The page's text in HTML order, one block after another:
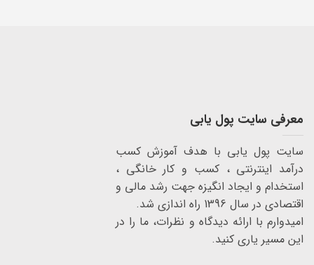
معرفی سایت پول یابی
سایت پول یابی با هدف آموزش کسب
درآمد اینترنتی ، کسب و کار خانگی ،
استخدام و ایجاد انگیزه جهت رشد مالی و
اقتصادی در سال 1396 راه اندازی شد.
امیدوارم با ارائه دیدگاه و نظرات، ما را در
این مسیر یاری کنید.